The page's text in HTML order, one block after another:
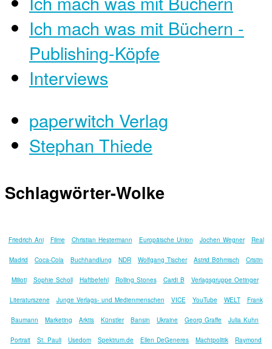
Ich mach was mit Büchern -
Publishing-Köpfe
Interviews
paperwitch Verlag
Stephan Thiede
Schlagwörter-Wolke
Friedrich Ani Filme Christian Hestermann Europäische Union Jochen Wegner Real
Madrid Coca-Cola Buchhandlung NDR Wolfgang Tischer Astrid Böhmisch Cristin
Milioti Sophie Scholl Haftbefehl Rolling Stones Cardi B Verlagsgruppe Oetinger
Literaturszene Junge Verlags- und Medienmenschen VICE YouTube WELT Frank
Baumann Marketing Arktis Künstler Bansin Ukraine Georg Graffe Julia Kuhn
Portrait St. Pauli Usedom Spektrum.de Ellen DeGeneres Machtpolitik Raymond